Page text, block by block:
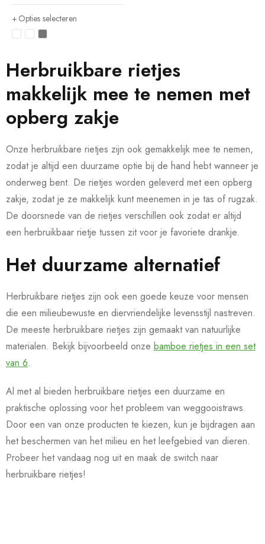
Opties selecteren
Herbruikbare rietjes
makkelijk mee te nemen met
opberg zakje
Onze herbruikbare rietjes zijn ook gemakkelijk mee te nemen,
zodat je altijd een duurzame optie bij de hand hebt wanneer je
onderweg bent. De rietjes worden geleverd met een opberg
zakje, zodat je ze makkelijk kunt meenemen in je tas of rugzak.
De doorsnede van de rietjes verschillen ook zodat er altijd
een herbruikbaar rietje tussen zit voor je favoriete drankje.
Het duurzame alternatief
Herbruikbare rietjes zijn ook een goede keuze voor mensen
die een milieubewuste en diervriendelijke levensstijl nastreven.
De meeste herbruikbare rietjes zijn gemaakt van natuurlijke
materialen. Bekijk bijvoorbeeld onze bamboe rietjes in een set
van 6.
Al met al bieden herbruikbare rietjes een duurzame en
praktische oplossing voor het probleem van weggooistraws.
Door een van onze producten te kiezen, kun je bijdragen aan
het beschermen van het milieu en het leefgebied van dieren.
Probeer het vandaag nog uit en maak de switch naar
herbruikbare rietjes!